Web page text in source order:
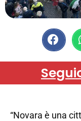
“Novara è una